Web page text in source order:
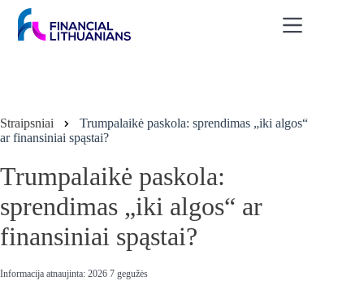
content
Straipsniai
Trumpalaikė paskola: sprendimas „iki algos“
ar finansiniai spąstai?
Trumpalaikė paskola:
sprendimas „iki algos“ ar
finansiniai spąstai?
Informacija atnaujinta: 2026 7 gegužės